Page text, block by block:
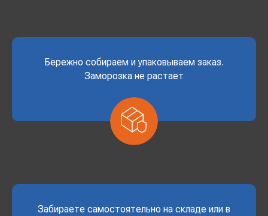
Бережно собираем и упаковываем заказ.
Заморозка не растает
Забираете самостоятельно на складе или в